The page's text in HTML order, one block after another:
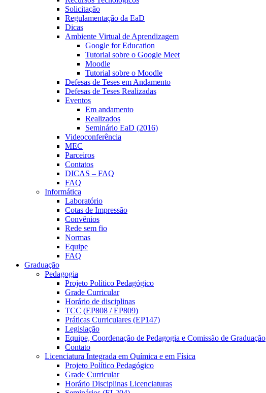
Solicitação
Regulamentação da EaD
Dicas
Ambiente Virtual de Aprendizagem
Google for Education
Tutorial sobre o Google Meet
Moodle
Tutorial sobre o Moodle
Defesas de Teses em Andamento
Defesas de Teses Realizadas
Eventos
Em andamento
Realizados
Seminário EaD (2016)
Videoconferência
MEC
Parceiros
Contatos
DICAS – FAQ
FAQ
Informática
Laboratório
Cotas de Impressão
Convênios
Rede sem fio
Normas
Equipe
FAQ
Graduação
Pedagogia
Projeto Político Pedagógico
Grade Curricular
Horário de disciplinas
TCC (EP808 / EP809)
Práticas Curriculares (EP147)
Legislação
Equipe, Coordenação de Pedagogia e Comissão de Graduação
Contato
Licenciatura Integrada em Química e em Física
Projeto Político Pedagógico
Grade Curricular
Horário Disciplinas Licenciaturas